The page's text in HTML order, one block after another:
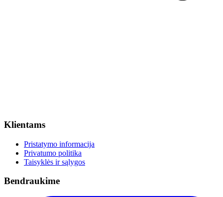
Klientams
Pristatymo informacija
Privatumo politika
Taisyklės ir sąlygos
Bendraukime